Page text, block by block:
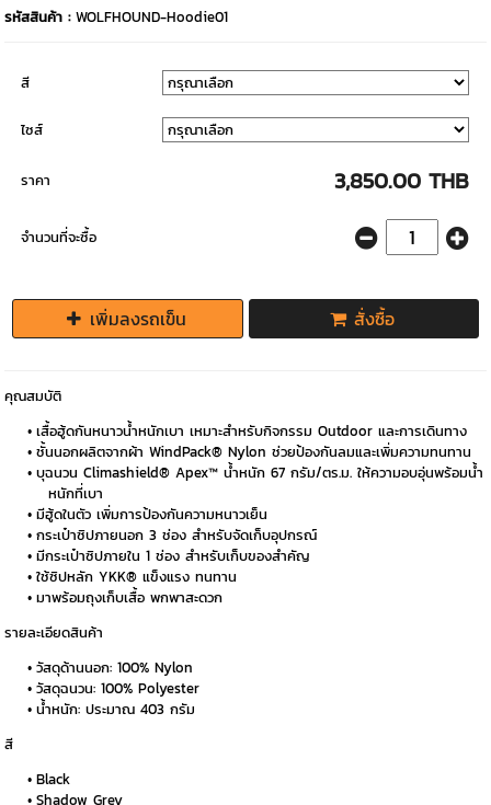
รหัสสินค้า :WOLFHOUND-Hoodie01
สี
ไซส์
ราคา 3,850.00 THB
จำนวนที่จะซื้อ
เพิ่มลงรถเข็น สั่งซื้อ
คุณสมบัติ
เสื้อฮู้ดกันหนาวน้ำหนักเบา เหมาะสำหรับกิจกรรม Outdoor และการเดินทาง
ชั้นนอกผลิตจากผ้า WindPack® Nylon ช่วยป้องกันลมและเพิ่มความทนทาน
บุฉนวน Climashield® Apex™ น้ำหนัก 67 กรัม/ตร.ม. ให้ความอบอุ่นพร้อมน้ำ
หนักที่เบา
มีฮู้ดในตัว เพิ่มการป้องกันความหนาวเย็น
กระเป๋าซิปภายนอก 3 ช่อง สำหรับจัดเก็บอุปกรณ์
มีกระเป๋าซิปภายใน 1 ช่อง สำหรับเก็บของสำคัญ
ใช้ซิปหลัก YKK® แข็งแรง ทนทาน
มาพร้อมถุงเก็บเสื้อ พกพาสะดวก
รายละเอียดสินค้า
วัสดุด้านนอก: 100% Nylon
วัสดุฉนวน: 100% Polyester
น้ำหนัก: ประมาณ 403 กรัม
สี
Black
Shadow Grey